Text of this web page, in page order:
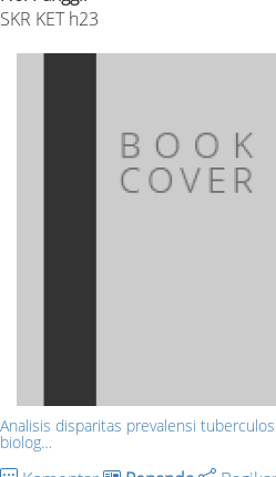
SKR KET h23
Analisis disparitas prevalensi
biolog…